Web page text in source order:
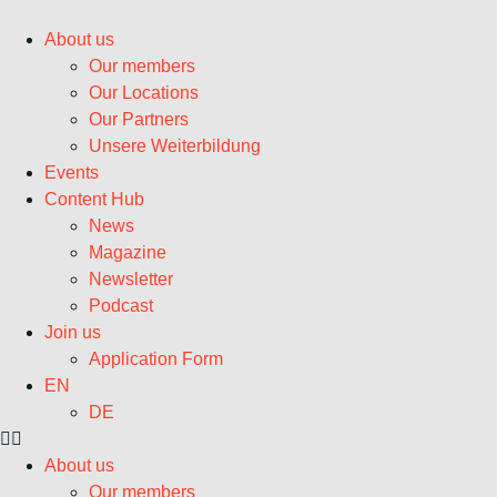
Inhalt
wechseln
About us
Our members
Our Locations
Our Partners
Unsere Weiterbildung
Events
Content Hub
News
Magazine
Newsletter
Podcast
Join us
Application Form
EN
DE
About us
Our members